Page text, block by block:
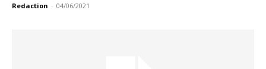
Redaction - 04/06/2021